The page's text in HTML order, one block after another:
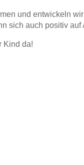
und entwickeln
sich auch positiv
Kind da!